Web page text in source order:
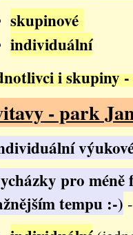
skupinové
individuální
i skupiny
- park
pro méně
tempu :-)